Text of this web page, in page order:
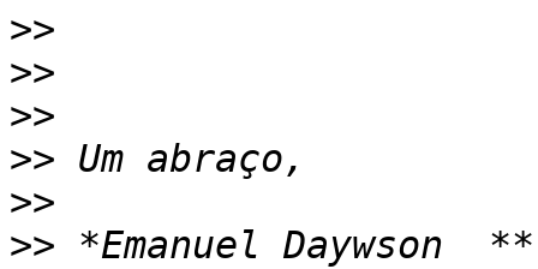
>>
>>
>>
>>
>>
>> *Emanuel Daywson